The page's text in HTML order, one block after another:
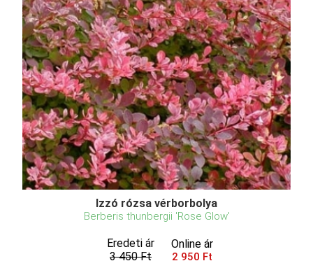
Izzó rózsa vérborbolya
Berberis thunbergii 'Rose Glow'
Eredeti ár
3 450 Ft
Online ár
2 950 Ft